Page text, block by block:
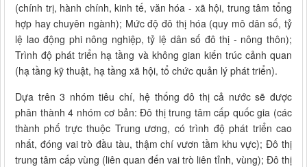
(chính trị, hành chính, kinh tế, văn hóa - xã hội, trung tâm tổng
hợp hay chuyên ngành); Mức độ đô thị hóa (quy mô dân số, tỷ
lệ lao động phi nông nghiệp, tỷ lệ dân số đô thị - nông thôn);
Trình độ phát triển hạ tầng và không gian kiến trúc cảnh quan
(hạ tầng kỹ thuật, hạ tầng xã hội, tổ chức quản lý phát triển).
Dựa trên 3 nhóm tiêu chí, hệ thống đô thị cả nước sẽ được
phân thành 4 nhóm cơ bản: Đô thị trung tâm cấp quốc gia (các
thành phố trực thuộc Trung ương, có trình độ phát triển cao
nhất, đóng vai trò đầu tàu, thậm chí vươn tầm khu vực); Đô thị
trung tâm cấp vùng (liên quan đến vai trò liên tỉnh, vùng); Đô thị